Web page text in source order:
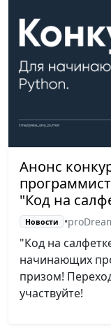
Анонс
"Код на
Новости •
"Код на
начинающих
призом!
участвуйте!